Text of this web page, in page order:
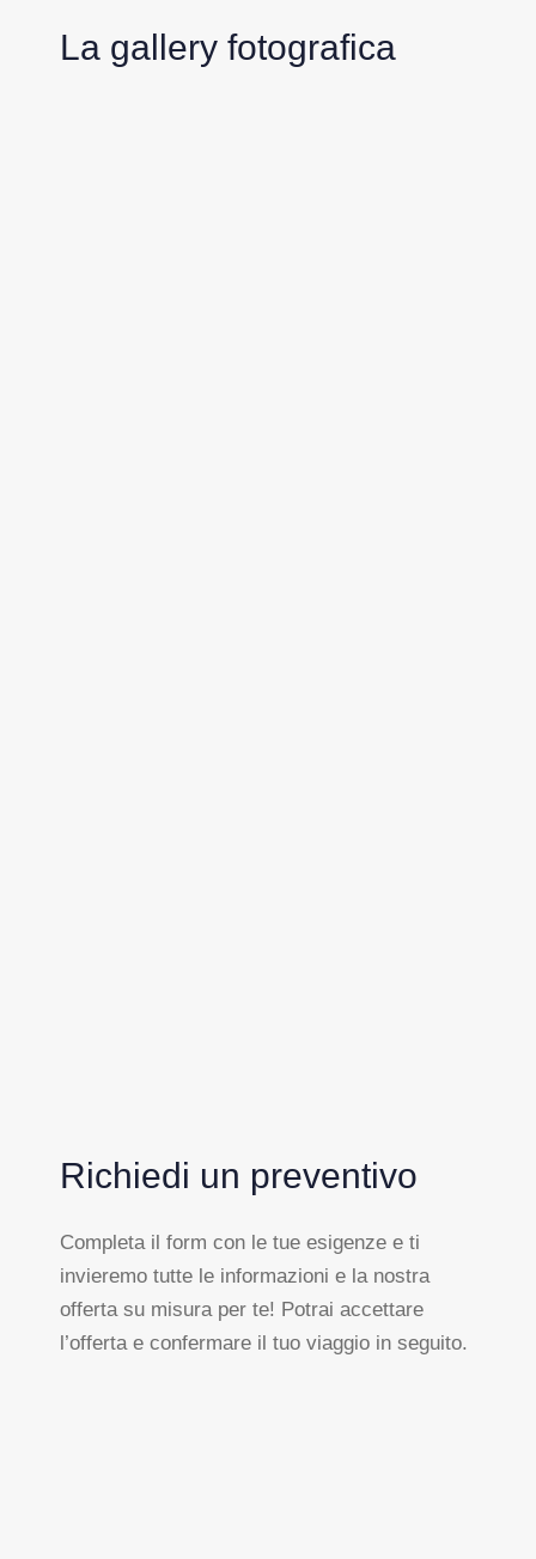
La gallery fotografica
Richiedi un preventivo
Completa il form con le tue esigenze e ti
invieremo tutte le informazioni e la nostra
offerta su misura per te! Potrai accettare
l’offerta e confermare il tuo viaggio in seguito.